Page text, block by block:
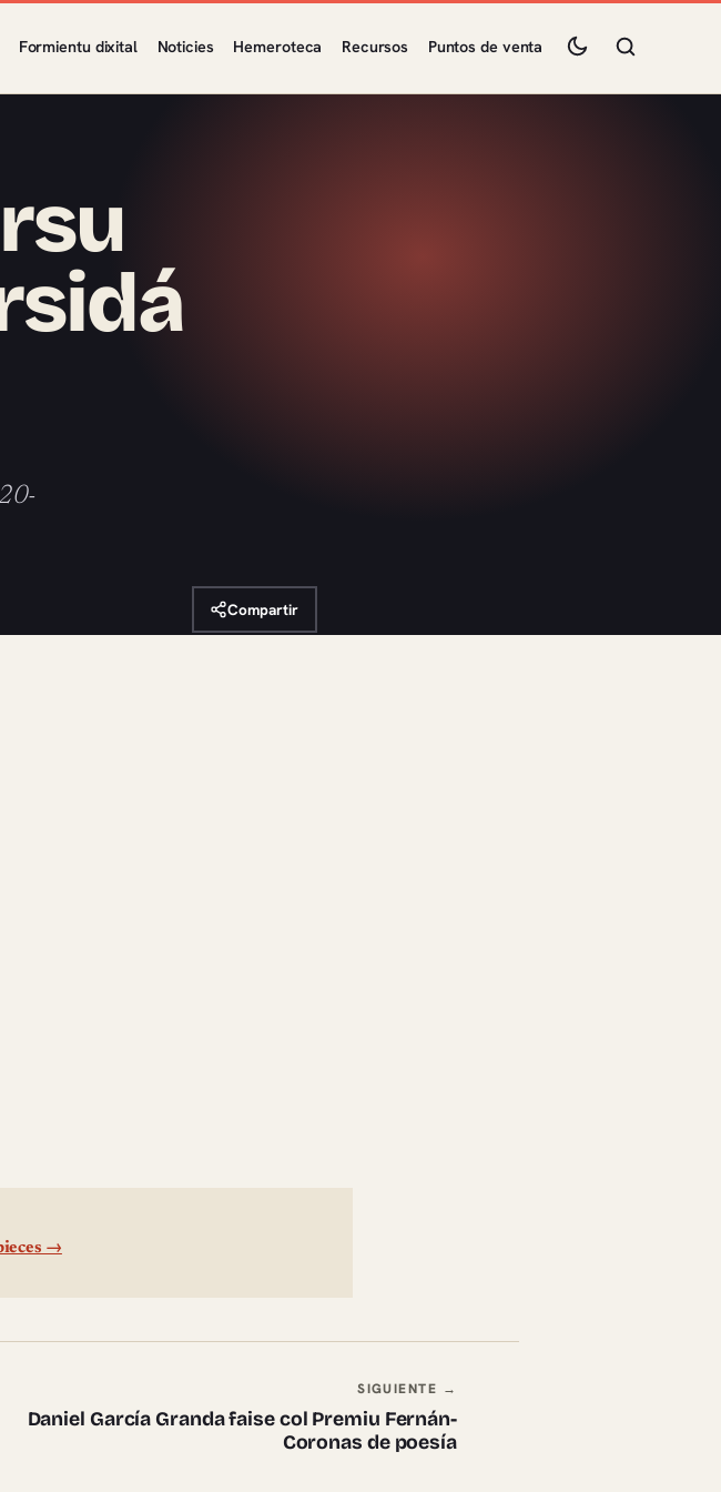
Formientu dixital Noticies Hemeroteca Recursos Puntos de venta
Compartir
→
SIGUIENTE →
Daniel García Granda faise col Premiu Fernán-
Coronas de poesía